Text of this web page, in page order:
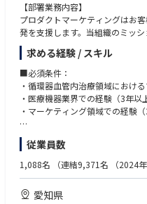
【部署業務内容】
プロダクトマーケティングはお
発を支援します。当組織のミッ
プログラムの製品化、またガイ
品開発上市と販売促進です。こ
グを実践し、国内外への新製品
サービスを市場に打ち出す重要
から実行頂きます。
【血管内治療デバイスのマーケテ
・ターゲット設定とセグメンテー
・プロダクト戦略の立案
・プロモーション活動の計画、
求める経験 / スキル
■必須条件：
・循環器血管内治療領域におけ
・医療機器業界での経験（3年以
・マーケティング領域での経験（
■歓迎条件：
・ビジネスレベルの英会話（
従業員数
1,088名 （連結9,371名 （2024
愛知県